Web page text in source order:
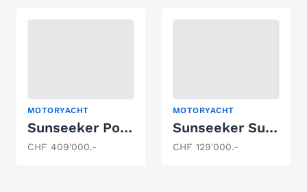
MOTORYACHT
Sunseeker Portofino 40
CHF 409'000.-
MOTORYACHT
Sunseeker Superhawk 40
CHF 129'000.-